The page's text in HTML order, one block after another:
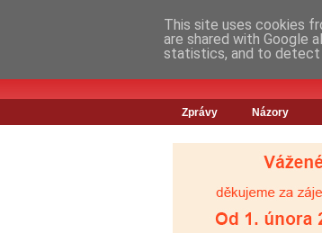
Zprávy Názory
This site uses cookies
are shared with Google
statistics, and to detect